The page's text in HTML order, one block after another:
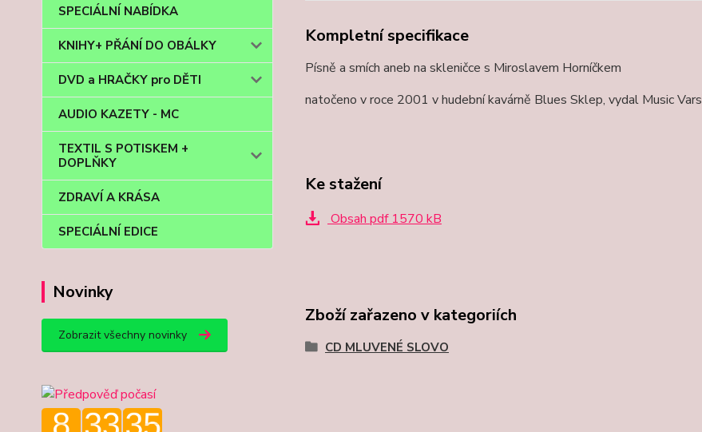
SPECIÁLNÍ NABÍDKA
KNIHY+ PŘÁNÍ DO OBÁLKY
DVD a HRAČKY pro DĚTI
AUDIO KAZETY - MC
TEXTIL S POTISKEM +
DOPLŇKY
ZDRAVÍ A KRÁSA
SPECIÁLNÍ EDICE
Novinky
Zobrazit všechny novinky
Kompletní specifikace
Písně a smích aneb na skleničce s Miroslavem Horníčkem
natočeno v roce 2001 v hudební kavárně Blues Sklep, vydal Music Vars
Ke stažení
Obsah pdf 1570 kB
Zboží zařazeno v kategoriích
CD MLUVENÉ SLOVO